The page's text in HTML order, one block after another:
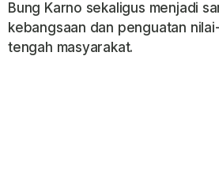
Bung Karno sekaligus menjadi
kebangsaan dan penguatan
tengah masyarakat.